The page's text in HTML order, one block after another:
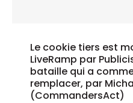
Le cookie tiers est
LiveRamp par
bataille qui a
remplacer, par
(CommandersAct)